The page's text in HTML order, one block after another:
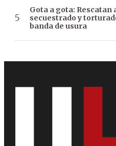
Gota a gota: Rescatan
secuestrado y
banda de usura